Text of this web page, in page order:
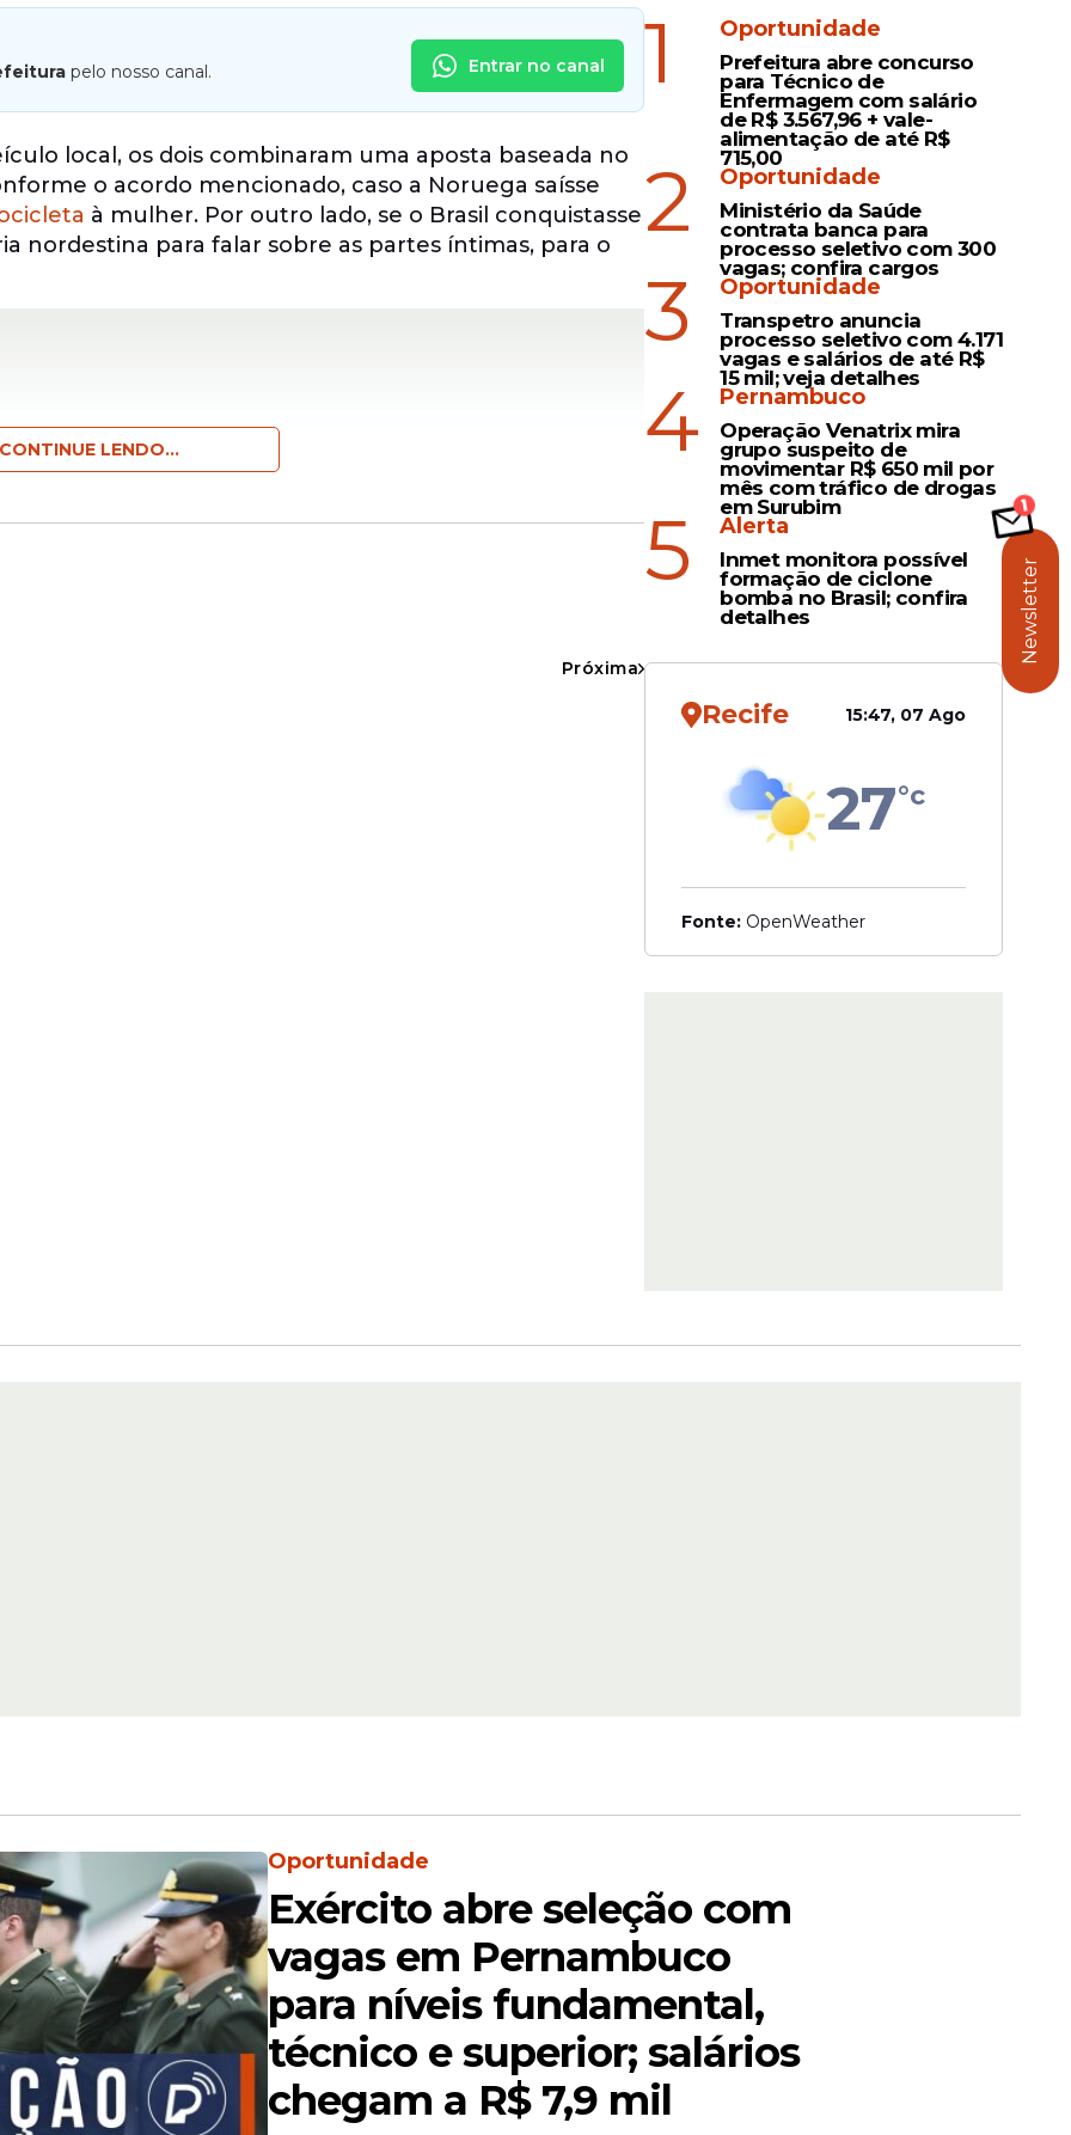
pelo nosso canal. Entrar no canal
local, os dois combinaram uma aposta baseada no
o acordo mencionado, caso a Noruega saísse
à mulher. Por outro lado, se o Brasil conquistasse
nordestina para falar sobre as partes íntimas, para o
Após o resultado, a mulher teria procurado o
ele recusou entregar o veículo. Diante da negativa, a
da comunidade que venceria a aposta.
CONTINUE LENDO...
Próxima
1 Oportunidade
Prefeitura abre concurso
para Técnico de
Enfermagem com salário
de R$ 3.567,96 + vale-
alimentação de até R$
715,00
2 Oportunidade
Ministério da Saúde
contrata banca para
processo seletivo com 300
vagas; confira cargos
3 Oportunidade
Transpetro anuncia
processo seletivo com 4.171
vagas e salários de até R$
15 mil; veja detalhes
4 Pernambuco
Operação Venatrix mira
grupo suspeito de
movimentar R$ 650 mil por
mês com tráfico de drogas
em Surubim
5 Alerta
Inmet monitora possível
formação de ciclone
bomba no Brasil; confira
detalhes
Recife 15:47, 07 Ago
27°c
Fonte: OpenWeather
Oportunidade
Exército abre seleção com
vagas em Pernambuco
para níveis fundamental,
técnico e superior; salários
chegam a R$ 7,9 mil
Newsletter